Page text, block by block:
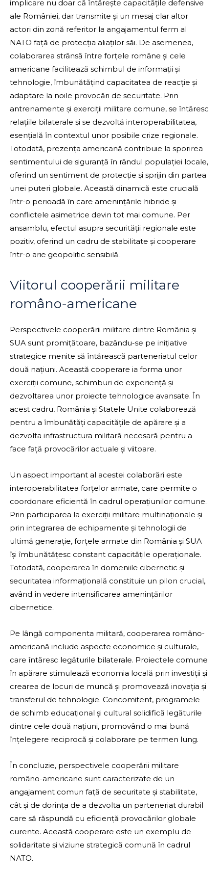
implicare nu doar că întărește capacitățile defensive
ale României, dar transmite și un mesaj clar altor
actori din zonă referitor la angajamentul ferm al
NATO față de protecția aliaților săi. De asemenea,
colaborarea strânsă între forțele române și cele
americane facilitează schimbul de informații și
tehnologie, îmbunătățind capacitatea de reacție și
adaptare la noile provocări de securitate. Prin
antrenamente și exerciții militare comune, se întăresc
relațiile bilaterale și se dezvoltă interoperabilitatea,
esențială în contextul unor posibile crize regionale.
Totodată, prezența americană contribuie la sporirea
sentimentului de siguranță în rândul populației locale,
oferind un sentiment de protecție și sprijin din partea
unei puteri globale. Această dinamică este crucială
într-o perioadă în care amenințările hibride și
conflictele asimetrice devin tot mai comune. Per
ansamblu, efectul asupra securității regionale este
pozitiv, oferind un cadru de stabilitate și cooperare
într-o arie geopolitic sensibilă.
Viitorul cooperării militare
româno-americane
Perspectivele cooperării militare dintre România și
SUA sunt promițătoare, bazându-se pe inițiative
strategice menite să întărească parteneriatul celor
două națiuni. Această cooperare ia forma unor
exerciții comune, schimburi de experiență și
dezvoltarea unor proiecte tehnologice avansate. În
acest cadru, România și Statele Unite colaborează
pentru a îmbunătăți capacitățile de apărare și a
dezvolta infrastructura militară necesară pentru a
face față provocărilor actuale și viitoare.
Un aspect important al acestei colaborări este
interoperabilitatea forțelor armate, care permite o
coordonare eficientă în cadrul operațiunilor comune.
Prin participarea la exerciții militare multinaționale și
prin integrarea de echipamente și tehnologii de
ultimă generație, forțele armate din România și SUA
își îmbunătățesc constant capacitățile operaționale.
Totodată, cooperarea în domeniile cibernetic și
securitatea informațională constituie un pilon crucial,
având în vedere intensificarea amenințărilor
cibernetice.
Pe lângă componenta militară, cooperarea româno-
americană include aspecte economice și culturale,
care întăresc legăturile bilaterale. Proiectele comune
în apărare stimulează economia locală prin investiții și
crearea de locuri de muncă și promovează inovația și
transferul de tehnologie. Concomitent, programele
de schimb educațional și cultural solidifică legăturile
dintre cele două națiuni, promovând o mai bună
înțelegere reciprocă și colaborare pe termen lung.
În concluzie, perspectivele cooperării militare
româno-americane sunt caracterizate de un
angajament comun față de securitate și stabilitate,
cât și de dorința de a dezvolta un parteneriat durabil
care să răspundă cu eficiență provocărilor globale
curente. Această cooperare este un exemplu de
solidaritate și viziune strategică comună în cadrul
NATO.